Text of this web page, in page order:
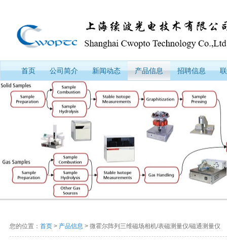
首页 公司简介 新闻动态 产品信息 招聘信息
您的位置： 首页 > 产品信息 > 微霍尔阵列三维磁场相机/表磁测量仪/磁通测量仪